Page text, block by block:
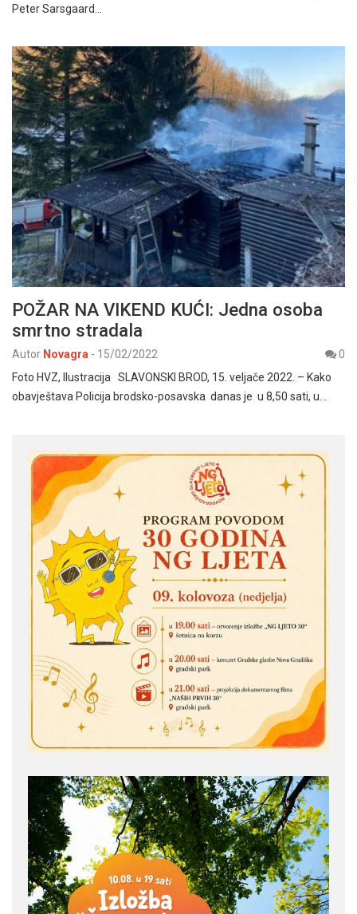
Peter Sarsgaard…
POŽAR NA VIKEND KUĆI: Jedna osoba
smrtno stradala
Autor Novagra - 15/02/2022
0
Foto HVZ, Ilustracija SLAVONSKI BROD, 15. veljače 2022. – Kako
obavještava Policija brodsko-posavska danas je u 8,50 sati, u…